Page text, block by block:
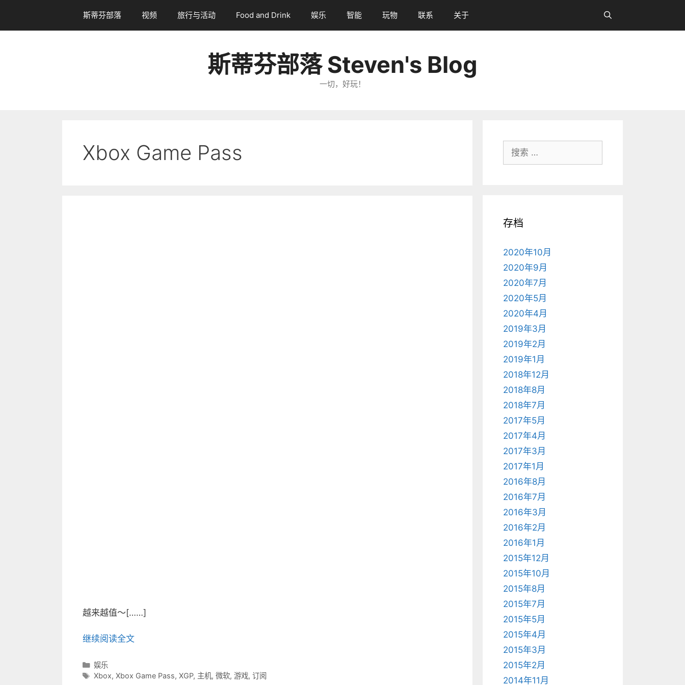
到
斯蒂芬部落 视频 旅行与活动 Food and Drink 娱乐 智能 玩物 联系 关于
斯蒂芬部落 Steven's Blog
一切，好玩！
Xbox Game Pass
越来越值～[……]
继续阅读全文
分
类
娱乐
标
Xbox, Xbox Game Pass, XGP, 主机, 微软, 游戏, 订阅
索：
存档
2020年10月
2020年9月
2020年7月
2020年5月
2020年4月
2019年3月
2019年2月
2019年1月
2018年12月
2018年8月
2018年7月
2017年5月
2017年4月
2017年3月
2017年1月
2016年8月
2016年7月
2016年3月
2016年2月
2016年1月
2015年12月
2015年10月
2015年8月
2015年7月
2015年5月
2015年4月
2015年3月
2015年2月
2014年11月